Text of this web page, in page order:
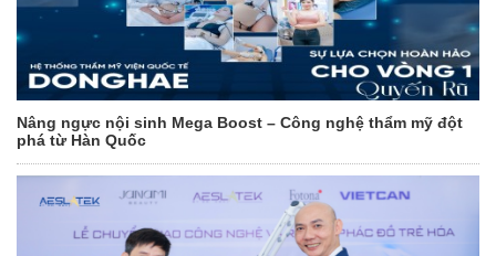
Nâng ngực nội sinh Mega Boost – Công nghệ thẩm mỹ đột
phá từ Hàn Quốc